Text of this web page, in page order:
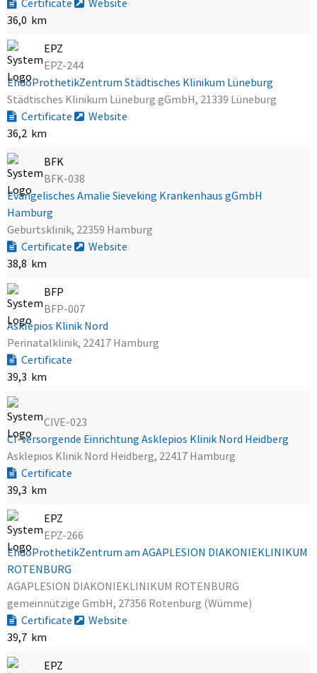
36,0 km
EPZ
EPZ-244
EndoProthetikZentrum Städtisches Klinikum Lüneburg
Städtisches Klinikum Lüneburg gGmbH, 21339 Lüneburg
Certificate
Website
36,2 km
BFK
BFK-038
Evangelisches Amalie Sieveking Krankenhaus gGmbH
Hamburg
Geburtsklinik, 22359 Hamburg
Certificate
Website
38,8 km
BFP
BFP-007
Asklepios Klinik Nord
Perinatalklinik, 22417 Hamburg
Certificate
39,3 km
CIVE-023
CI-versorgende Einrichtung Asklepios Klinik Nord Heidberg
Asklepios Klinik Nord Heidberg, 22417 Hamburg
Certificate
39,3 km
EPZ
EPZ-266
EndoProthetikZentrum am AGAPLESION DIAKONIEKLINIKUM
ROTENBURG
AGAPLESION DIAKONIEKLINIKUM ROTENBURG
gemeinnützige GmbH, 27356 Rotenburg (Wümme)
Certificate
Website
39,7 km
EPZ